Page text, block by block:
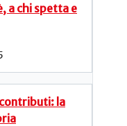
a chi spetta e
la